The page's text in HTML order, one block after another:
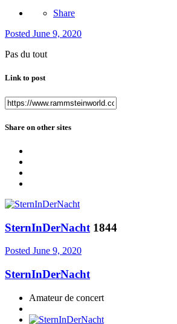
Share
Posted June 9, 2020
Pas du tout
Link to post
Share on other sites
SternInDerNacht 1844
Posted June 9, 2020
SternInDerNacht
Amateur de concert